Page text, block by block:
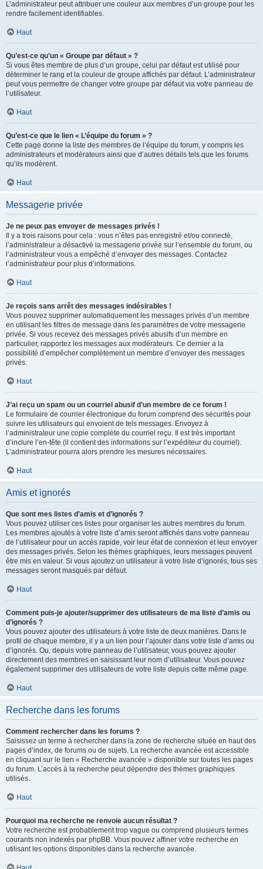
L’administrateur peut attribuer une couleur aux membres d’un groupe pour les
rendre facilement identifiables.
Haut
Qu’est-ce qu’un « Groupe par défaut » ?
Si vous êtes membre de plus d’un groupe, celui par défaut est utilisé pour
déterminer le rang et la couleur de groupe affichés par défaut. L’administrateur
peut vous permettre de changer votre groupe par défaut via votre panneau de
l’utilisateur.
Haut
Qu’est-ce que le lien « L’équipe du forum » ?
Cette page donne la liste des membres de l’équipe du forum, y compris les
administrateurs et modérateurs ainsi que d’autres détails tels que les forums
qu’ils modèrent.
Haut
Messagerie privée
Je ne peux pas envoyer de messages privés !
Il y a trois raisons pour cela : vous n’êtes pas enregistré et/ou connecté,
l’administrateur a désactivé la messagerie privée sur l’ensemble du forum, ou
l’administrateur vous a empêché d’envoyer des messages. Contactez
l’administrateur pour plus d’informations.
Haut
Je reçois sans arrêt des messages indésirables !
Vous pouvez supprimer automatiquement les messages privés d’un membre
en utilisant les filtres de message dans les paramètres de votre messagerie
privée. Si vous recevez des messages privés abusifs d’un membre en
particulier, rapportez les messages aux modérateurs. Ce dernier a la
possibilité d’empêcher complètement un membre d’envoyer des messages
privés.
Haut
J’ai reçu un spam ou un courriel abusif d’un membre de ce forum !
Le formulaire de courrier électronique du forum comprend des sécurités pour
suivre les utilisateurs qui envoient de tels messages. Envoyez à
l’administrateur une copie complète du courriel reçu. Il est très important
d’inclure l’en-tête (il contient des informations sur l’expéditeur du courriel).
L’administrateur pourra alors prendre les mesures nécessaires.
Haut
Amis et ignorés
Que sont mes listes d’amis et d’ignorés ?
Vous pouvez utiliser ces listes pour organiser les autres membres du forum.
Les membres ajoutés à votre liste d’amis seront affichés dans votre panneau
de l’utilisateur pour un accès rapide, voir leur état de connexion et leur envoyer
des messages privés. Selon les thèmes graphiques, leurs messages peuvent
être mis en valeur. Si vous ajoutez un utilisateur à votre liste d’ignorés, tous ses
messages seront masqués par défaut.
Haut
Comment puis-je ajouter/supprimer des utilisateurs de ma liste d’amis ou
d’ignorés ?
Vous pouvez ajouter des utilisateurs à votre liste de deux manières. Dans le
profil de chaque membre, il y a un lien pour l’ajouter dans votre liste d’amis ou
d’ignorés. Ou, depuis votre panneau de l’utilisateur, vous pouvez ajouter
directement des membres en saisissant leur nom d’utilisateur. Vous pouvez
également supprimer des utilisateurs de votre liste depuis cette même page.
Haut
Recherche dans les forums
Comment rechercher dans les forums ?
Saisissez un terme à rechercher dans la zone de recherche située en haut des
pages d’index, de forums ou de sujets. La recherche avancée est accessible
en cliquant sur le lien « Recherche avancée » disponible sur toutes les pages
du forum. L’accès à la recherche peut dépendre des thèmes graphiques
utilisés.
Haut
Pourquoi ma recherche ne renvoie aucun résultat ?
Votre recherche est probablement trop vague ou comprend plusieurs termes
courants non indexés par phpBB. Vous pouvez affiner votre recherche en
utilisant les options disponibles dans la recherche avancée.